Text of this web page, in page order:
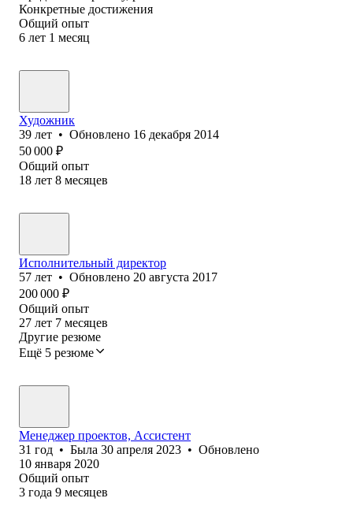
Конкретные достижения
Общий опыт
6 лет 1 месяц
Художник
39 лет • Обновлено 16 декабря 2014
50 000 ₽
Общий опыт
18 лет 8 месяцев
Исполнительный директор
57 лет • Обновлено 20 августа 2017
200 000 ₽
Общий опыт
27 лет 7 месяцев
Другие резюме
Ещё 5 резюме
Менеджер проектов, Ассистент
31 год • Была 30 апреля 2023 • Обновлено
10 января 2020
Общий опыт
3 года 9 месяцев